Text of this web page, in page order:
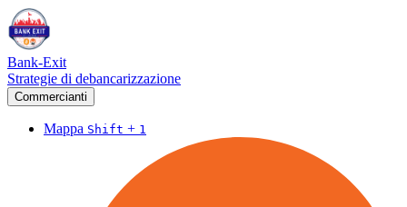
Bank-Exit
Strategie di debancarizzazione
Commercianti
Mappa Shift + 1